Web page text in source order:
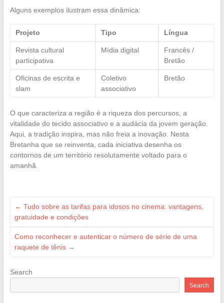
Alguns exemplos ilustram essa dinâmica:
Projeto Tipo Língua
Revista cultural
participativa
Mídia digital
Francês /
Bretão
Oficinas de escrita e
slam
Coletivo
associativo
Bretão
O que caracteriza a região é a riqueza dos percursos, a
vitalidade do tecido associativo e a audácia da jovem geração.
Aqui, a tradição inspira, mas não freia a inovação. Nesta
Bretanha que se reinventa, cada iniciativa desenha os
contornos de um território resolutamente voltado para o
amanhã.
← Tudo sobre as tarifas para idosos no cinema: vantagens,
gratuidade e condições
Como reconhecer e autenticar o número de série de uma
raquete de tênis →
Search
Search